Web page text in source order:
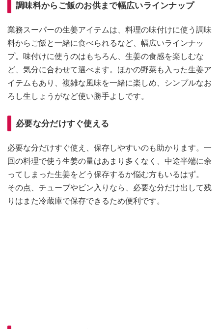
調味料からご飯のお供まで幅広いラインナップ
業務スーパーの生姜アイテムは、料理の味付けに使う調味
料からご飯と一緒に食べられるなど、幅広いラインナッ
プ。味付けに使うのはもちろん、生姜の食感を楽しむな
ど、気分に合わせて選べます。ほかの野菜も入った生姜ア
イテムもあり、複雑な風味を一緒に楽しめ、シンプルなお
ろし生しょうがなど使い勝手よしです。
必要な分だけすぐ使える
必要な分だけすぐ使え、保存しやすいのも助かります。一
回の料理で使う生姜の量はあまり多くなく、中途半端に余
ってしまった生姜をどう保存するか悩む方もいるはず。
その点、チューブやビン入りなら、必要な分だけ出して残
りはまた冷蔵庫で保存できるため便利です。